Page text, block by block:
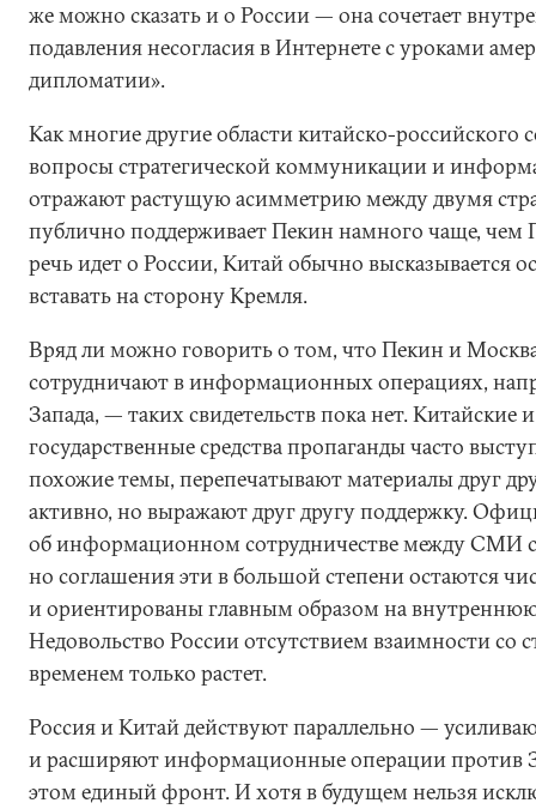
же можно сказать и о России — она сочетает
подавления несогласия в Интернете с уроками
дипломатии».
Как многие другие области китайско-российского
вопросы стратегической коммуникации и
отражают растущую асимметрию между двумя
публично поддерживает Пекин намного чаще, чем
речь идет о России, Китай обычно высказывается
вставать на сторону Кремля.
Вряд ли можно говорить о том, что Пекин и
сотрудничают в информационных операциях,
Запада, — таких свидетельств пока нет. Китайские
государственные средства пропаганды часто
похожие темы, перепечатывают материалы друг
активно, но выражают друг другу поддержку.
об информационном сотрудничестве между СМИ
но соглашения эти в большой степени остаются
и ориентированы главным образом на
Недовольство России отсутствием взаимности со
временем только растет.
Россия и Китай действуют параллельно —
и расширяют информационные операции против
этом единый фронт. И хотя в будущем нельзя